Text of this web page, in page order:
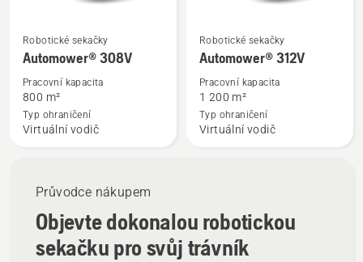
Průvodce nákupem
Objevte dokonalou robotickou
sekačku pro svůj trávník
Zobrazit
více
informací
Automower®
308V
Robotické sekačky
Automower® 308V
Pracovní kapacita
800 m²
Typ ohraničení
Virtuální vodič
Zobrazit
více
informací
Automower®
312V
Robotické sekačky
Automower® 312V
Pracovní kapacita
1 200 m²
Typ ohraničení
Virtuální vodič